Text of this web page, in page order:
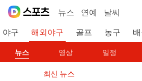
뉴스 연예 날씨
야구 해외야구 골프 농구
뉴스 영상 일정
최신 뉴스